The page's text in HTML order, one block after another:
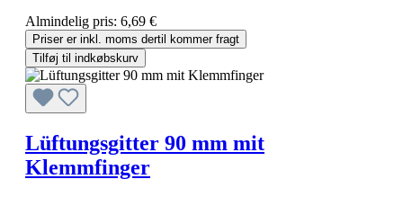
Almindelig pris: 6,69 €
Priser er inkl. moms dertil kommer fragt
Tilføj til indkøbskurv
Lüftungsgitter 90 mm mit
Klemmfinger